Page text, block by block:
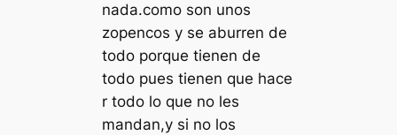
nada.como son unos
zopencos y se aburren de
todo porque tienen de
todo pues tienen que hace
r todo lo que no les
mandan,y si no los